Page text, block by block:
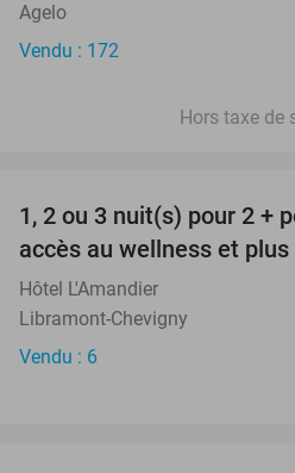
Agelo
Vendu : 172
Hors taxe de
TODAY
1, 2 ou 3 nuit(s) pour 2 +
accès au wellness et
Hôtel L'Amandier
Libramont-Chevigny
Vendu : 6